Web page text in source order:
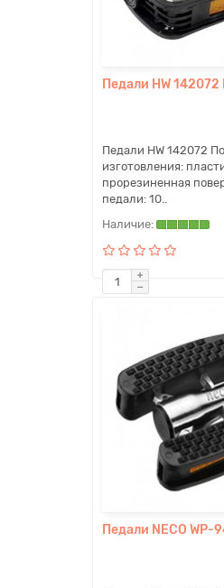
Педали HW
Педали HW 142072
изготовления:
прорезиненная
педали: 10..
Педали NECO WP-